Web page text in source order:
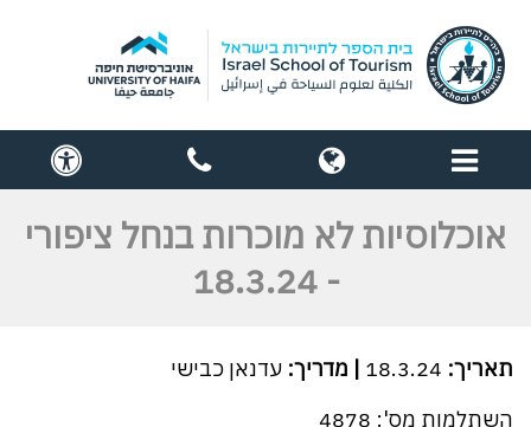
תפריט globe
contact
us
אוכלוסיות לא מוכרות בנחל ציפורי
- 18.3.24
תאריך: 18.3.24 | מדריך: עדנאן כבישי
השתלמות מס': 4878